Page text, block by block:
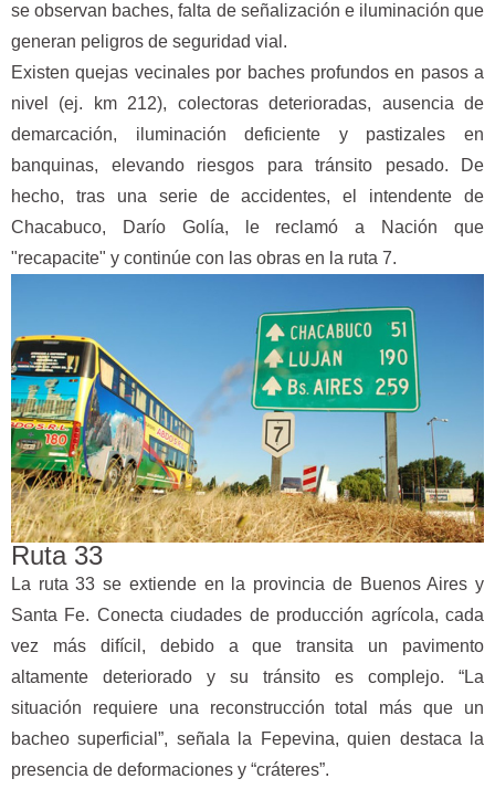
se observan baches, falta de señalización e iluminación que
generan peligros de seguridad vial.
Existen quejas vecinales por baches profundos en pasos a
nivel (ej. km 212), colectoras deterioradas, ausencia de
demarcación, iluminación deficiente y pastizales en
banquinas, elevando riesgos para tránsito pesado. De
hecho, tras una serie de accidentes, el intendente de
Chacabuco, Darío Golía, le reclamó a Nación que
"recapacite" y continúe con las obras en la ruta 7.
Ruta 33
La ruta 33 se extiende en la provincia de Buenos Aires y
Santa Fe. Conecta ciudades de producción agrícola, cada
vez más difícil, debido a que transita un pavimento
altamente deteriorado y su tránsito es complejo. “La
situación requiere una reconstrucción total más que un
bacheo superficial”, señala la Fepevina, quien destaca la
presencia de deformaciones y “cráteres”.